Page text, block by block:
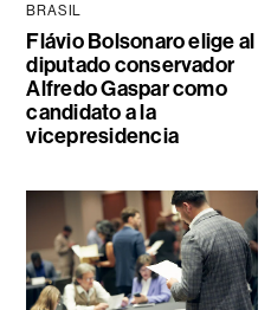
BRASIL
Flávio Bolsonaro elige al
diputado conservador
Alfredo Gaspar como
candidato a la
vicepresidencia